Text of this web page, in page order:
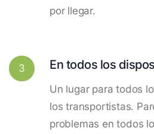
por llegar.
3 En todos los
Un lugar para todos
los transportistas.
problemas en todos